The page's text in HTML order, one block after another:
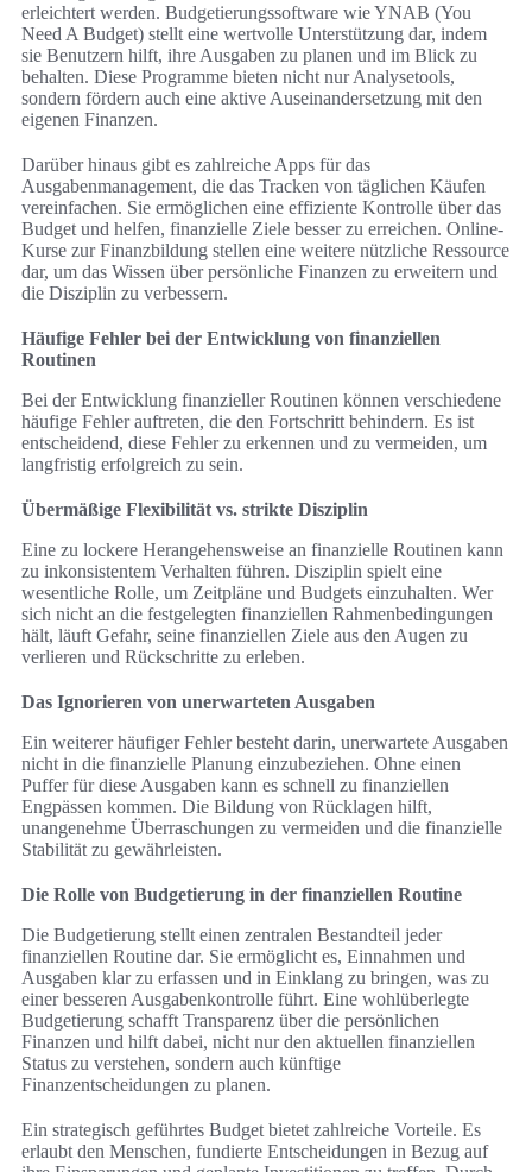
erleichtert werden. Budgetierungssoftware wie YNAB (You
Need A Budget) stellt eine wertvolle Unterstützung dar, indem
sie Benutzern hilft, ihre Ausgaben zu planen und im Blick zu
behalten. Diese Programme bieten nicht nur Analysetools,
sondern fördern auch eine aktive Auseinandersetzung mit den
eigenen Finanzen.
Darüber hinaus gibt es zahlreiche Apps für das
Ausgabenmanagement, die das Tracken von täglichen Käufen
vereinfachen. Sie ermöglichen eine effiziente Kontrolle über das
Budget und helfen, finanzielle Ziele besser zu erreichen. Online-
Kurse zur Finanzbildung stellen eine weitere nützliche Ressource
dar, um das Wissen über persönliche Finanzen zu erweitern und
die Disziplin zu verbessern.
Häufige Fehler bei der Entwicklung von finanziellen
Routinen
Bei der Entwicklung finanzieller Routinen können verschiedene
häufige Fehler auftreten, die den Fortschritt behindern. Es ist
entscheidend, diese Fehler zu erkennen und zu vermeiden, um
langfristig erfolgreich zu sein.
Übermäßige Flexibilität vs. strikte Disziplin
Eine zu lockere Herangehensweise an finanzielle Routinen kann
zu inkonsistentem Verhalten führen. Disziplin spielt eine
wesentliche Rolle, um Zeitpläne und Budgets einzuhalten. Wer
sich nicht an die festgelegten finanziellen Rahmenbedingungen
hält, läuft Gefahr, seine finanziellen Ziele aus den Augen zu
verlieren und Rückschritte zu erleben.
Das Ignorieren von unerwarteten Ausgaben
Ein weiterer häufiger Fehler besteht darin, unerwartete Ausgaben
nicht in die finanzielle Planung einzubeziehen. Ohne einen
Puffer für diese Ausgaben kann es schnell zu finanziellen
Engpässen kommen. Die Bildung von Rücklagen hilft,
unangenehme Überraschungen zu vermeiden und die finanzielle
Stabilität zu gewährleisten.
Die Rolle von Budgetierung in der finanziellen Routine
Die Budgetierung stellt einen zentralen Bestandteil jeder
finanziellen Routine dar. Sie ermöglicht es, Einnahmen und
Ausgaben klar zu erfassen und in Einklang zu bringen, was zu
einer besseren Ausgabenkontrolle führt. Eine wohlüberlegte
Budgetierung schafft Transparenz über die persönlichen
Finanzen und hilft dabei, nicht nur den aktuellen finanziellen
Status zu verstehen, sondern auch künftige
Finanzentscheidungen zu planen.
Ein strategisch geführtes Budget bietet zahlreiche Vorteile. Es
erlaubt den Menschen, fundierte Entscheidungen in Bezug auf